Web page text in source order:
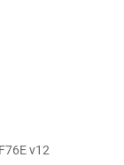
v12